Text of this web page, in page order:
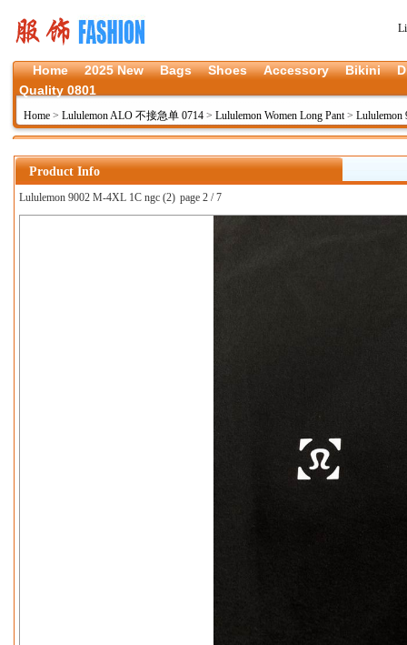
Home 2025 New Bags Shoes Accessory Bikini
Quality 0801
Home > Lululemon ALO 不接急单 0714 > Lululemon Women Long Pant> Lululemon
Product Info
Lululemon 9002 M-4XL 1C ngc (2) page 2 / 7